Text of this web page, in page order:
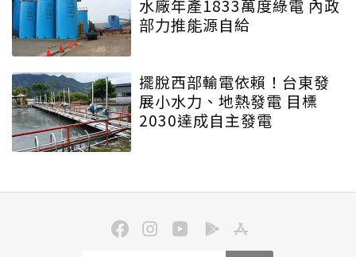
水廠年產1833萬度綠電 內政
部力推能源自給
擺脫西部輸電依賴！台東發
展小水力、地熱發電 目標
2030達成自主發電